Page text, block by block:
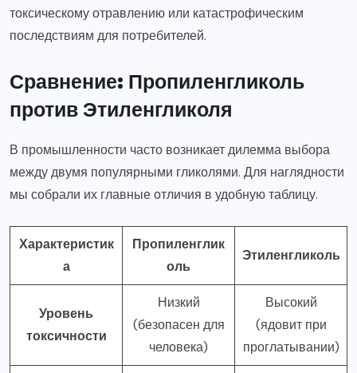
токсическому отравлению или катастрофическим
последствиям для потребителей.
Сравнение: Пропиленгликоль
против Этиленгликоля
В промышленности часто возникает дилемма выбора
между двумя популярными гликолями. Для наглядности
мы собрали их главные отличия в удобную таблицу.
Характеристик
а
Пропиленглик
оль
Этиленгликоль
Уровень
токсичности
Низкий
(безопасен для
человека)
Высокий
(ядовит при
проглатывании)